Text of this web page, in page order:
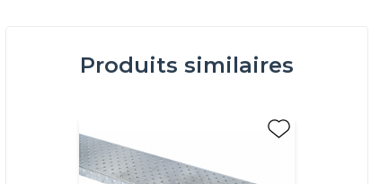
Produits similaires